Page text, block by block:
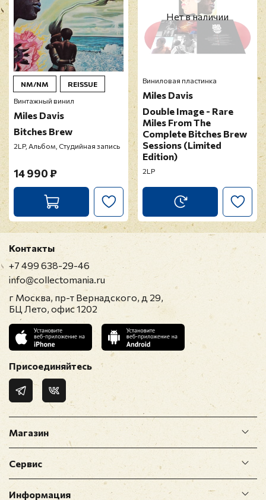
NM/NM
REISSUE
Винтажный винил
Miles Davis
Bitches Brew
2LP, Альбом, Студийная запись
14 990 ₽
Нет в наличии
Виниловая пластинка
Miles Davis
Double Image - Rare
Miles From The
Complete Bitches Brew
Sessions (Limited
Edition)
2LP
Магазин
Сервис
Информация
Контакты
+7 499 638-29-46
info@collectomania.ru
г Москва, пр-т Вернадского, д 29,
БЦ Лето, офис 1202
Присоединяйтесь